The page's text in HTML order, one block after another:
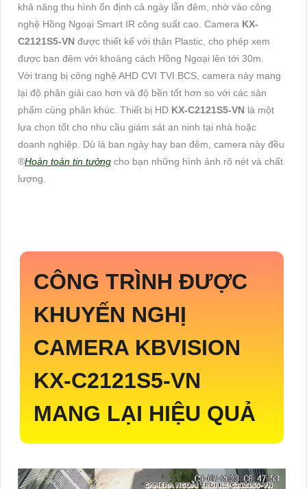
khả năng thu hình ổn định cả ngày lẫn đêm, nhờ vào công
nghệ Hồng Ngoại Smart IR công suất cao. Camera KX-
C2121S5-VN được thiết kế với thân Plastic, cho phép xem
được ban đêm với khoảng cách Hồng Ngoại lên tới 30m.
Với trang bị công nghệ AHD CVI TVI BCS, camera này mang
lại độ phân giải cao hơn và độ bền tốt hơn so với các sản
phẩm cùng phân khúc. Thiết bị HD KX-C2121S5-VN là một
lựa chọn tốt cho nhu cầu giám sát an ninh tại nhà hoặc
doanh nghiệp. Dù là ban ngày hay ban đêm, camera này đều
®️Hoàn toàn tin tưởng cho bạn những hình ảnh rõ nét và chất
lượng.
CÔNG TRÌNH ĐƯỢC
KHUYẾN NGHỊ
CAMERA KBVISION
KX-C2121S5-VN
MANG LẠI HIỆU QUẢ